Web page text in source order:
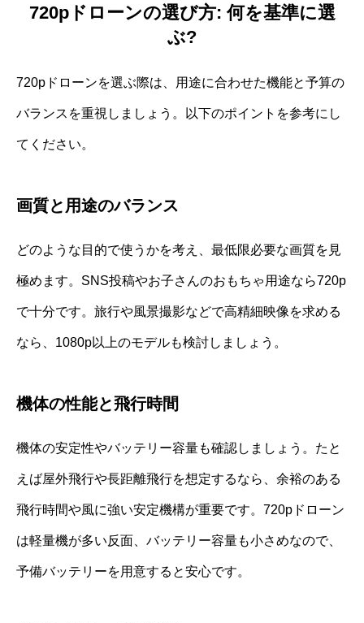
720pドローンの選び方: 何を基準に選
ぶ?
720pドローンを選ぶ際は、用途に合わせた機能と予算の
バランスを重視しましょう。以下のポイントを参考にし
てください。
画質と用途のバランス
どのような目的で使うかを考え、最低限必要な画質を見
極めます。SNS投稿やお子さんのおもちゃ用途なら720p
で十分です。旅行や風景撮影などで高精細映像を求める
なら、1080p以上のモデルも検討しましょう。
機体の性能と飛行時間
機体の安定性やバッテリー容量も確認しましょう。たと
えば屋外飛行や長距離飛行を想定するなら、余裕のある
飛行時間や風に強い安定機構が重要です。720pドローン
は軽量機が多い反面、バッテリー容量も小さめなので、
予備バッテリーを用意すると安心です。